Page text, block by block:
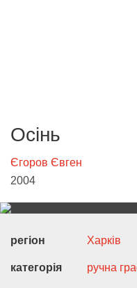
Осінь
Єгоров Євген
2004
регіон Харків
категорія ручна